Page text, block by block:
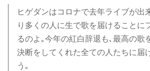
ヒゲダンはコロナで去年ライブが出
り多くの人に生で歌を届けることに
るのよ｡今年の紅白辞退も､最高の歌
決断をしてくれた全ての人たちに届
う｡